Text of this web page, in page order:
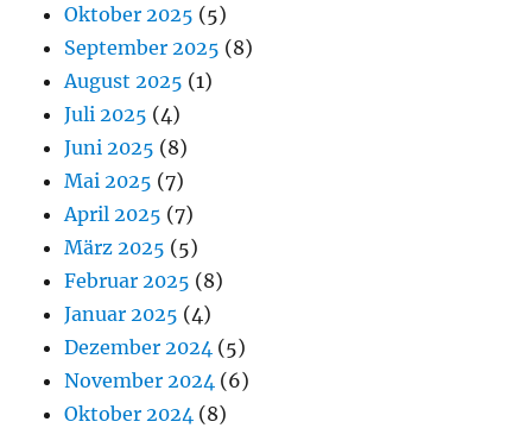
Oktober 2025 (5)
September 2025 (8)
August 2025 (1)
Juli 2025 (4)
Juni 2025 (8)
Mai 2025 (7)
April 2025 (7)
März 2025 (5)
Februar 2025 (8)
Januar 2025 (4)
Dezember 2024 (5)
November 2024 (6)
Oktober 2024 (8)